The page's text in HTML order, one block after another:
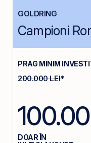
GOLDRING
Campioni
PRAG MINIM
200.000 LEI*
DOAR ÎN